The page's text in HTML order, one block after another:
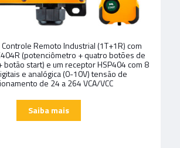
Remoto Industrial (1T+1R) com
(potenciômetro + quatro botões de
botão start) e um receptor HSP404 com 8
e analógica (0-10V) tensão de
de 24 a 264 VCA/VCC